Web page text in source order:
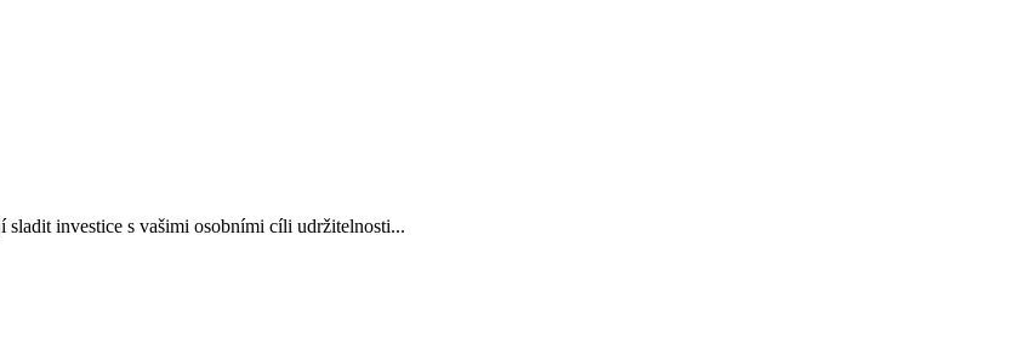
investice s vašimi osobními cíli udržitelnosti...